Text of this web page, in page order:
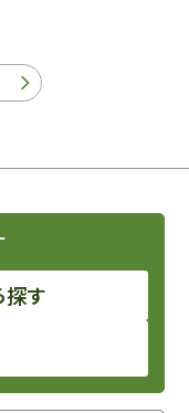
探す